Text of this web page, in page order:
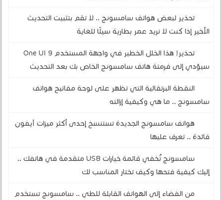
تحذير لبعض هواتف سامسونج .. لا تقم بتثبيت التحديث
الأخير إذا كنت لا تريد عمر بطارية سيئًا للغاية
تحذير! هذا الخلل الخطير في واجهة المستخدم One UI 9
سيؤدي إلى فرمتة هاتف سامسونج الخاص بك بعد التحديث
النقطة البرتقالية التي تظهر على لوحة مفاتيح هواتف
سامسونج .. ما هي وكيفية إزالته
هواتف سامسونج الجديدة تستنسخ إحدى أكثر ميزات آيفون
فائدة .. تعرف عليها
سامسونج تُخفي قائمة خيارات USB متقدمة في هاتفك ..
إليك كيفية فتحها وكيف تختار المناسب لك
من الفضاء إلى الهواتف القابلة للطي .. سامسونج تستخدم